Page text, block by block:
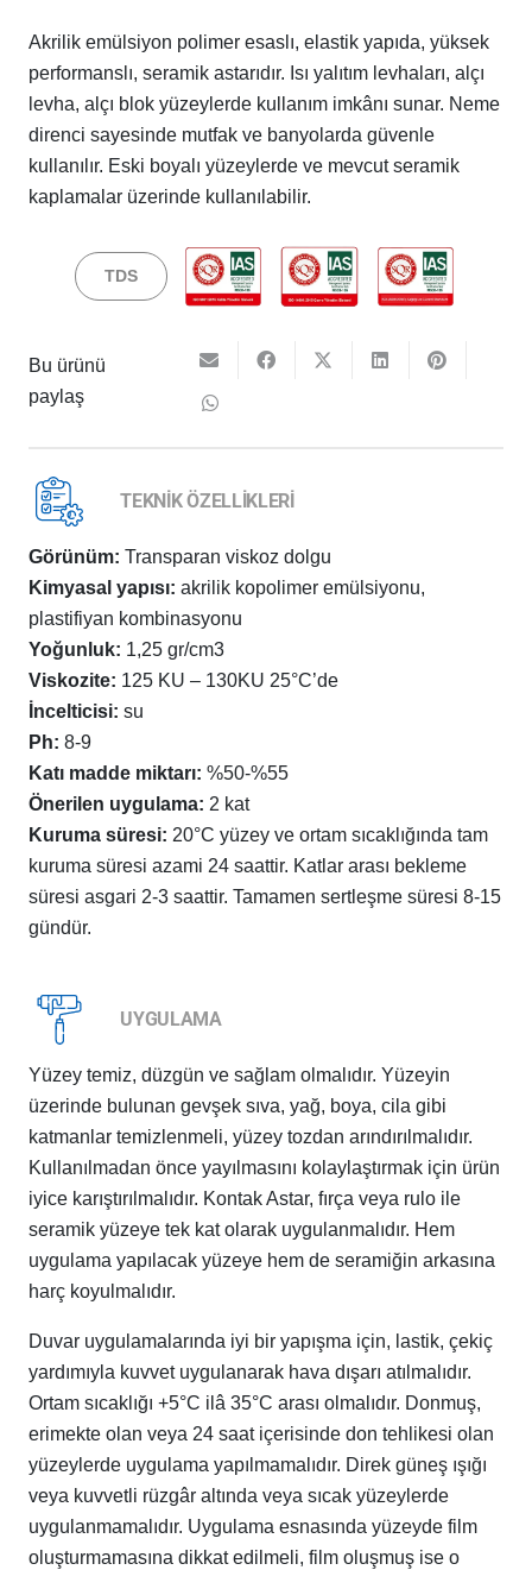
Akrilik emülsiyon polimer esaslı, elastik yapıda, yüksek
performanslı, seramik astarıdır. Isı yalıtım levhaları, alçı
levha, alçı blok yüzeylerde kullanım imkânı sunar. Neme
direnci sayesinde mutfak ve banyolarda güvenle
kullanılır. Eski boyalı yüzeylerde ve mevcut seramik
kaplamalar üzerinde kullanılabilir.
TDS
Bu ürünü
paylaş
TEKNİK ÖZELLİKLERİ
Görünüm: Transparan viskoz dolgu
Kimyasal yapısı: akrilik kopolimer emülsiyonu,
plastifiyan kombinasyonu
Yoğunluk: 1,25 gr/cm3
Viskozite: 125 KU – 130KU 25°C’de
İncelticisi: su
Ph: 8-9
Katı madde miktarı: %50-%55
Önerilen uygulama: 2 kat
Kuruma süresi: 20°C yüzey ve ortam sıcaklığında tam
kuruma süresi azami 24 saattir. Katlar arası bekleme
süresi asgari 2-3 saattir. Tamamen sertleşme süresi 8-15
gündür.
UYGULAMA
Yüzey temiz, düzgün ve sağlam olmalıdır. Yüzeyin
üzerinde bulunan gevşek sıva, yağ, boya, cila gibi
katmanlar temizlenmeli, yüzey tozdan arındırılmalıdır.
Kullanılmadan önce yayılmasını kolaylaştırmak için ürün
iyice karıştırılmalıdır. Kontak Astar, fırça veya rulo ile
seramik yüzeye tek kat olarak uygulanmalıdır. Hem
uygulama yapılacak yüzeye hem de seramiğin arkasına
harç koyulmalıdır.
Duvar uygulamalarında iyi bir yapışma için, lastik, çekiç
yardımıyla kuvvet uygulanarak hava dışarı atılmalıdır.
Ortam sıcaklığı +5°C ilâ 35°C arası olmalıdır. Donmuş,
erimekte olan veya 24 saat içerisinde don tehlikesi olan
yüzeylerde uygulama yapılmamalıdır. Direk güneş ışığı
veya kuvvetli rüzgâr altında veya sıcak yüzeylerde
uygulanmamalıdır. Uygulama esnasında yüzeyde film
oluşturmamasına dikkat edilmeli, film oluşmuş ise o